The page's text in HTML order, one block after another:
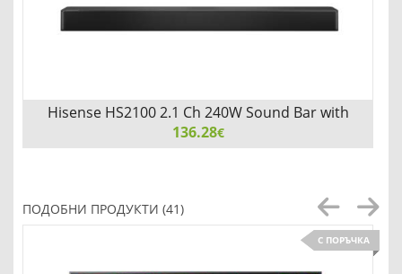
Subwoofer - DTS Virtual X, Dolby Audio, 6 EQ Modes, HDMI
ARC, Bluetooth 5.3
Hisense HS2100 2.1 Ch 240W Sound Bar with
Wireless Subwoofer - DTS Virtual X
136.28€
ПОДОБНИ ПРОДУКТИ (41)
С ПОРЪЧКА